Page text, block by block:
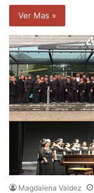
Ver Mas »
Magdalena Valdez